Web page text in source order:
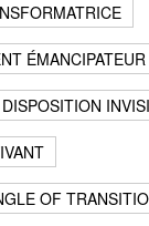
ÉMANCIPATEUR
DISPOSITION
OF